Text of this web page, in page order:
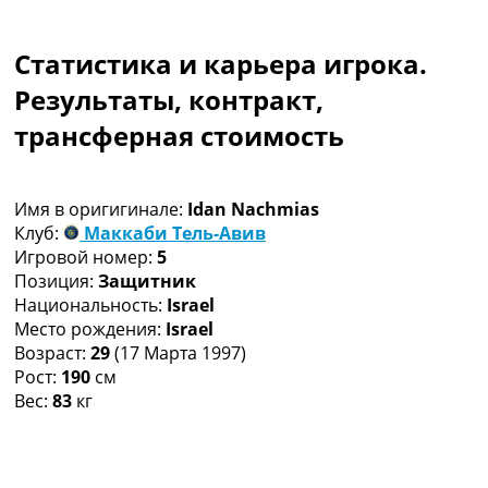
Чемпионат Мира
Украина. Премьер-Лига
Украина. Первая Лига
Лига Чемпионов
Другие Турниры >>>
Таблицы
Таблицы групп Чемпионата Мира
Украина. Премьер-Лига
Украина. Первая Лига
Лига Чемпионов. Таблицы групп
Англия. Премьер-Лига
Испания. Ла Лига
Статистика и карьера игрока.
Результаты, контракт,
трансферная стоимость
Имя в оригигинале: Idan Nachmias
Клуб:
Маккаби Тель-Авив
Игровой номер: 5
Позиция: Защитник
Национальность: Israel
Место рождения: Israel
Возраст: 29(17 Марта 1997)
Рост: 190 см
Вес: 83 кг